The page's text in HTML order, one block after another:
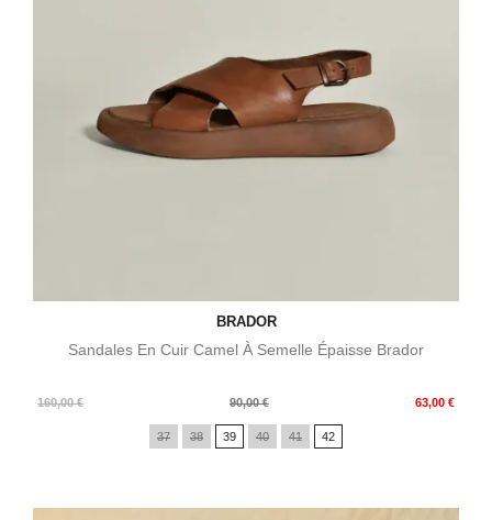
BRADOR
Sandales En Cuir Camel À Semelle Épaisse Brador
160,00 €
Prix
90,00 € 63,00 €
Prix
37 38 39 40 41 42